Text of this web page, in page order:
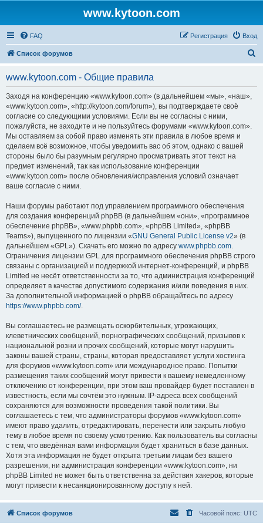
www.kytoon.com
FAQ Вход
Регистрация
Список форумов
www.kytoon.com - Общие правила
Заходя на конференцию «www.kytoon.com» (в дальнейшем «мы», «наш»,
«www.kytoon.com», «http://kytoon.com/forum»), вы подтверждаете своё
согласие со следующими условиями. Если вы не согласны с ними,
пожалуйста, не заходите и не пользуйтесь форумами «www.kytoon.com».
Мы оставляем за собой право изменять эти правила в любое время и
сделаем всё возможное, чтобы уведомить вас об этом, однако с вашей
стороны было бы разумным регулярно просматривать этот текст на
предмет изменений, так как использование конференции
«www.kytoon.com» после обновления/исправления условий означает
ваше согласие с ними.
Наши форумы работают под управлением программного обеспечения
для создания конференций phpBB (в дальнейшем «они», «программное
обеспечение phpBB», «www.phpbb.com», «phpBB Limited», «phpBB
Teams»), выпущенного по лицензии «GNU General Public License v2» (в
дальнейшем «GPL»). Скачать его можно по адресу www.phpbb.com.
Ограничения лицензии GPL для программного обеспечения phpBB строго
связаны с организацией и поддержкой интернет-конференций, и phpBB
Limited не несёт ответственности за то, что администрация конференций
определяет в качестве допустимого содержания и/или поведения в них.
За дополнительной информацией о phpBB обращайтесь по адресу
https://www.phpbb.com/.
Вы соглашаетесь не размещать оскорбительных, угрожающих,
клеветнических сообщений, порнографических сообщений, призывов к
национальной розни и прочих сообщений, которые могут нарушить
законы вашей страны, страны, которая предоставляет услуги хостинга
для форумов «www.kytoon.com» или международное право. Попытки
размещения таких сообщений могут привести к вашему немедленному
отключению от конференции, при этом ваш провайдер будет поставлен в
известность, если мы сочтём это нужным. IP-адреса всех сообщений
сохраняются для возможности проведения такой политики. Вы
соглашаетесь с тем, что администраторы форумов «www.kytoon.com»
имеют право удалить, отредактировать, перенести или закрыть любую
тему в любое время по своему усмотрению. Как пользователь вы согласны
с тем, что введённая вами информация будет храниться в базе данных.
Хотя эта информация не будет открыта третьим лицам без вашего
разрешения, ни администрация конференции «www.kytoon.com», ни
phpBB Limited не может быть ответственна за действия хакеров, которые
могут привести к несанкционированному доступу к ней.
Список форумов Часовой пояс: UTC